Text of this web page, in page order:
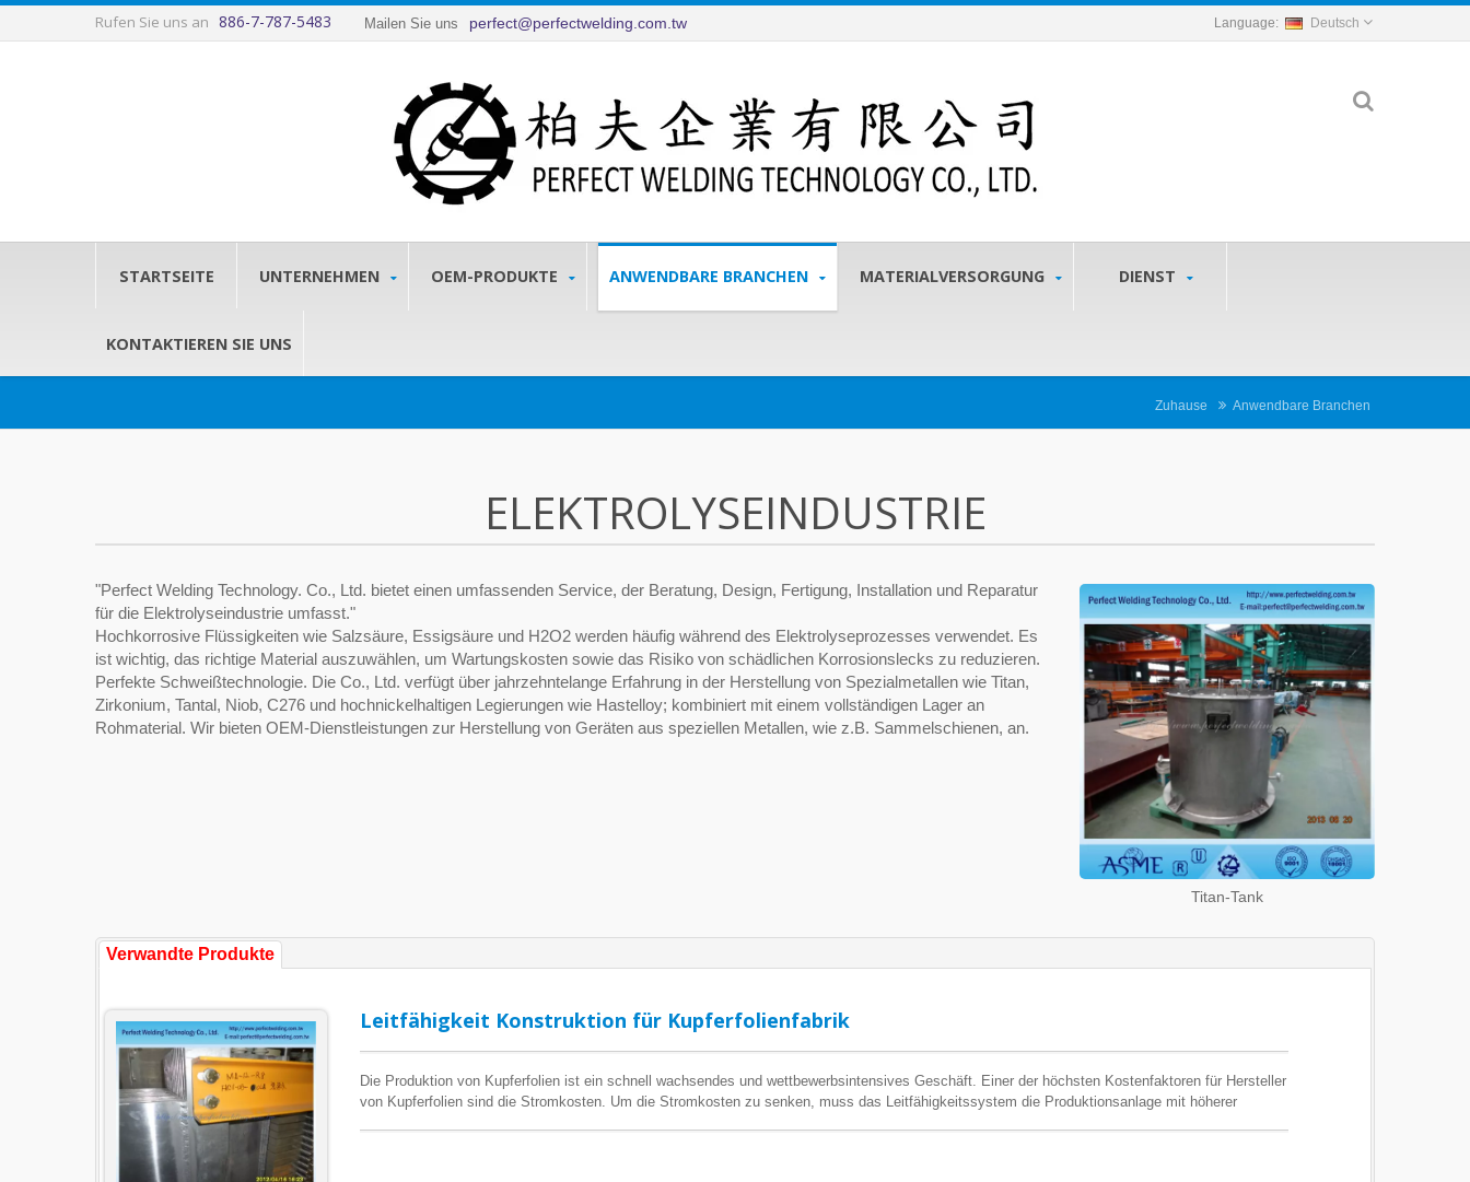
Rufen Sie uns an 886-7-787-5483 Mailen Sie uns perfect@perfectwelding.com.tw Deutsch
STARTSEITE UNTERNEHMEN OEM-PRODUKTE ANWENDBARE BRANCHEN MATERIALVERSORGUNG DIENST
KONTAKTIEREN SIE UNS
Zuhause Anwendbare Branchen
ELEKTROLYSEINDUSTRIE
Titan-Tank
"Perfect Welding Technology. Co., Ltd. bietet einen umfassenden Service, der Beratung, Design, Fertigung, Installation und Reparatur
für die Elektrolyseindustrie umfasst."
Hochkorrosive Flüssigkeiten wie Salzsäure, Essigsäure und H2O2 werden häufig während des Elektrolyseprozesses verwendet. Es
ist wichtig, das richtige Material auszuwählen, um Wartungskosten sowie das Risiko von schädlichen Korrosionslecks zu reduzieren.
Perfekte Schweißtechnologie. Die Co., Ltd. verfügt über jahrzehntelange Erfahrung in der Herstellung von Spezialmetallen wie Titan,
Zirkonium, Tantal, Niob, C276 und hochnickelhaltigen Legierungen wie Hastelloy; kombiniert mit einem vollständigen Lager an
Rohmaterial. Wir bieten OEM-Dienstleistungen zur Herstellung von Geräten aus speziellen Metallen, wie z.B. Sammelschienen, an.
Verwandte Produkte
Leitfähigkeit Konstruktion für Kupferfolienfabrik
Die Produktion von Kupferfolien ist ein schnell wachsendes und wettbewerbsintensives Geschäft. Einer der höchsten Kostenfaktoren für Hersteller
von Kupferfolien sind die Stromkosten. Um die Stromkosten zu senken, muss das Leitfähigkeitssystem die Produktionsanlage mit höherer